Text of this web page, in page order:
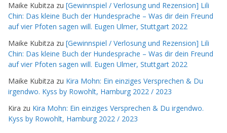
Maike Kubitza zu [Gewinnspiel / Verlosung und Rezension] Lili
Chin: Das kleine Buch der Hundesprache – Was dir dein Freund
auf vier Pfoten sagen will. Eugen Ulmer, Stuttgart 2022
Maike Kubitza zu [Gewinnspiel / Verlosung und Rezension] Lili
Chin: Das kleine Buch der Hundesprache – Was dir dein Freund
auf vier Pfoten sagen will. Eugen Ulmer, Stuttgart 2022
Maike Kubitza zu Kira Mohn: Ein einziges Versprechen & Du
irgendwo. Kyss by Rowohlt, Hamburg 2022 / 2023
Kira zu Kira Mohn: Ein einziges Versprechen & Du irgendwo.
Kyss by Rowohlt, Hamburg 2022 / 2023